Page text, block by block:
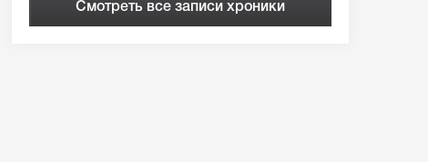
Смотреть все записи хроники